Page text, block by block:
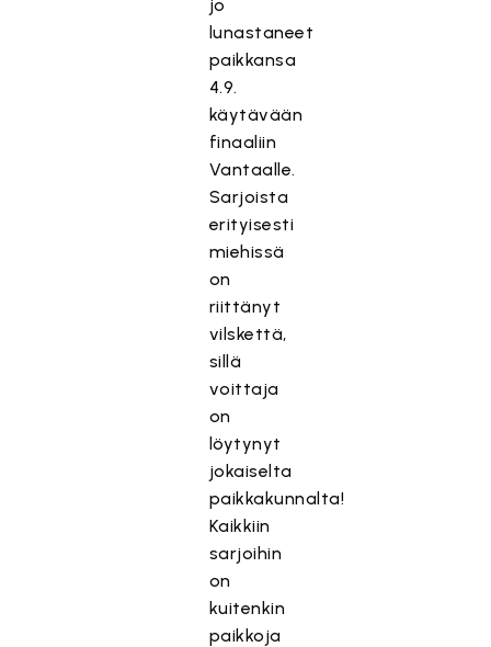
jo
lunastaneet
paikkansa
4.9.
käytävään
finaaliin
Vantaalle.
Sarjoista
erityisesti
miehissä
on
riittänyt
vilskettä,
sillä
voittaja
on
löytynyt
jokaiselta
paikkakunnalta!
Kaikkiin
sarjoihin
on
kuitenkin
paikkoja